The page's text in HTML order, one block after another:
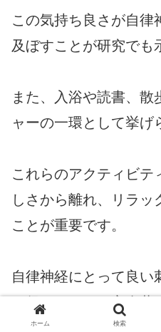
この気持ち良さが自律
及ぼすことが研究でも
また、入浴や読書、散
ャーの一環として挙げ
これらのアクティビテ
しさから離れ、リラッ
ことが重要です。
自律神経にとって良い
を保つことで、心身共
ることができるのです。
ホーム 検索